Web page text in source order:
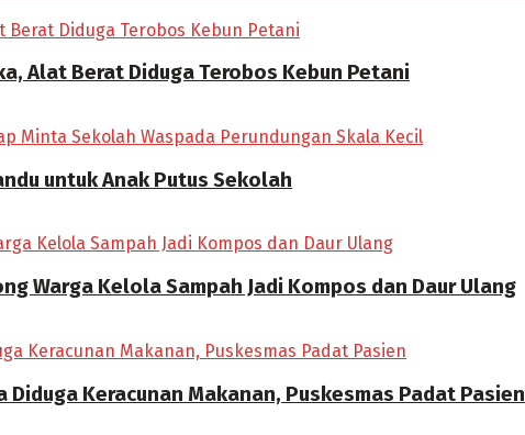
Alat Berat Diduga Terobos Kebun Petani
untuk Anak Putus Sekolah
Warga Kelola Sampah Jadi Kompos dan Daur Ulang
Diduga Keracunan Makanan, Puskesmas Padat Pasien